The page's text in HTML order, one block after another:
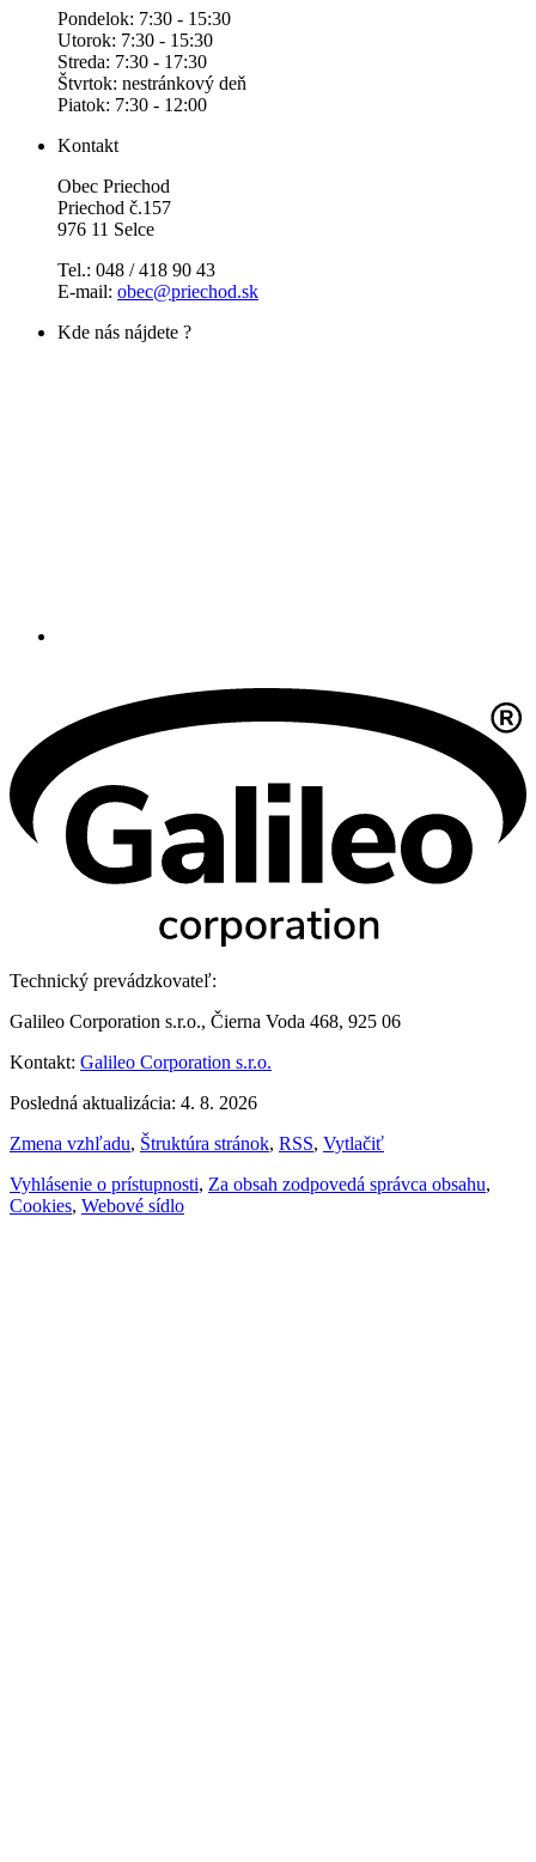
Pondelok: 7:30 - 15:30
Utorok: 7:30 - 15:30
Streda: 7:30 - 17:30
Štvrtok: nestránkový deň
Piatok: 7:30 - 12:00
Kontakt
Obec Priechod
Priechod č.157
976 11 Selce
Tel.: 048 / 418 90 43
E-mail: obec@priechod.sk
Kde nás nájdete ?
Technický prevádzkovateľ:
Galileo Corporation s.r.o., Čierna Voda 468, 925 06
Kontakt: Galileo Corporation s.r.o.
Posledná aktualizácia: 4. 8. 2026
Zmena vzhľadu, Štruktúra stránok, RSS, Vytlačiť
Vyhlásenie o prístupnosti, Za obsah zodpovedá správca obsahu,
Cookies, Webové sídlo